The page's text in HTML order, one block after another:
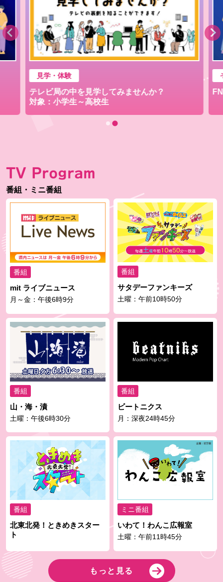
見学・体験
テレビ局の中を見学してみませんか？
対象：小学生～高校生
TV Program
番組・ミニ番組
番組
mit ライブニュース
月～金：午後6時9分
番組
サタデーファンキーズ
土曜：午前10時50分
番組
山・海・漬
土曜：午後6時30分
番組
ビートニクス
月：深夜24時45分
番組
北東北発！ときめきスター
ト
ミニ番組
いわて！わんこ広報室
土曜：午前11時45分
もっと見る